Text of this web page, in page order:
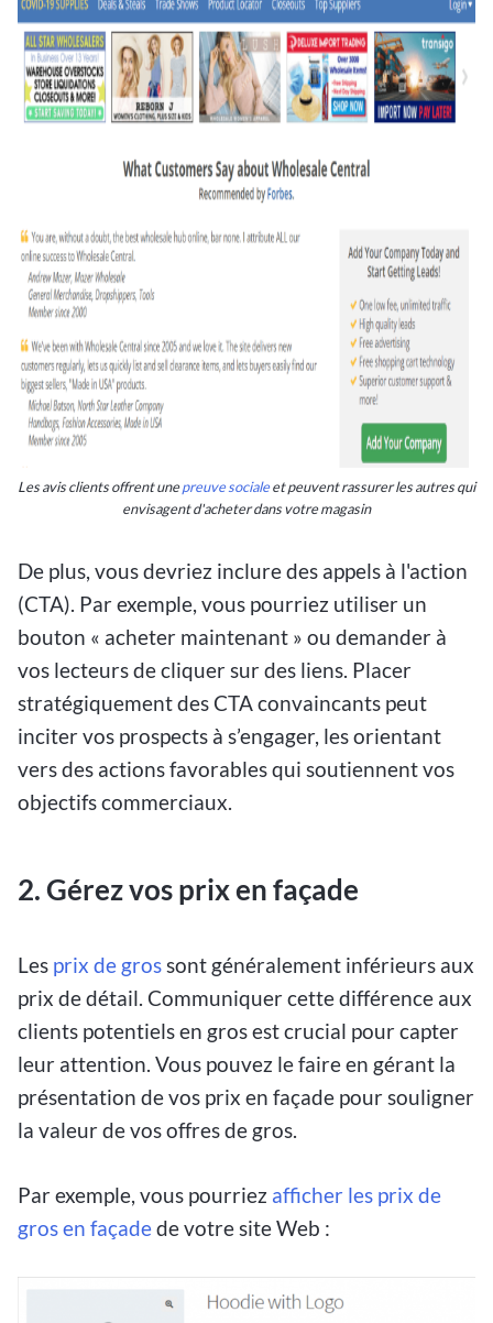
Les avis clients offrent unepreuve socialeet peuvent rassurer les autres qui
envisagent d'acheter dans votre magasin
De plus, vous devriez inclure des appels à l'action
(CTA). Par exemple, vous pourriez utiliser un
bouton « acheter maintenant » ou demander à
vos lecteurs de cliquer sur des liens. Placer
stratégiquement des CTA convaincants peut
inciter vos prospects à s’engager, les orientant
vers des actions favorables qui soutiennent vos
objectifs commerciaux.
2. Gérez vos prix en façade
Les prix de grossont généralement inférieurs aux
prix de détail. Communiquer cette différence aux
clients potentiels en gros est crucial pour capter
leur attention. Vous pouvez le faire en gérant la
présentation de vos prix en façade pour souligner
la valeur de vos offres de gros.
Par exemple, vous pourriez afficher les prix de
gros en façadede votre site Web :